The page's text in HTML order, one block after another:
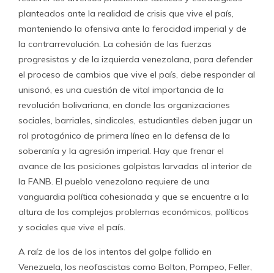
planteados ante la realidad de crisis que vive el país,
manteniendo la ofensiva ante la ferocidad imperial y de
la contrarrevolución. La cohesión de las fuerzas
progresistas y de la izquierda venezolana, para defender
el proceso de cambios que vive el país, debe responder al
unisonó, es una cuestión de vital importancia de la
revolución bolivariana, en donde las organizaciones
sociales, barriales, sindicales, estudiantiles deben jugar un
rol protagónico de primera línea en la defensa de la
soberanía y la agresión imperial. Hay que frenar el
avance de las posiciones golpistas larvadas al interior de
la FANB. El pueblo venezolano requiere de una
vanguardia política cohesionada y que se encuentre a la
altura de los complejos problemas económicos, políticos
y sociales que vive el país.
A raíz de los de los intentos del golpe fallido en
Venezuela, los neofascistas como Bolton, Pompeo, Feller,